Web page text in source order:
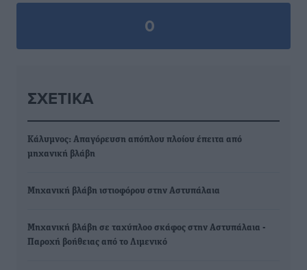
0
ΣΧΕΤΙΚΆ
Κάλυμνος: Απαγόρευση απόπλου πλοίου έπειτα από
μηχανική βλάβη
Μηχανική βλάβη ιστιοφόρου στην Αστυπάλαια
Μηχανική βλάβη σε ταχύπλοο σκάφος στην Αστυπάλαια -
Παροχή βοήθειας από το Λιμενικό